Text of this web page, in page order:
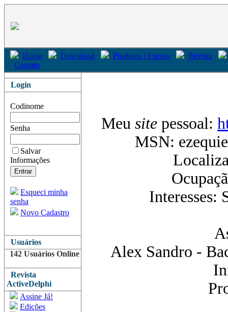
Home Download Produtos / Cursos
Revista
Contato
Login
Codinome
Senha
Salvar
Informações
Esqueci minha
senha
Novo Cadastro
Usuários
142 Usuários Online
Revista
ActiveDelphi
Assine Já!
Edições
Meu site pessoal:
MSN:
Interesses:
Alex Sandro -